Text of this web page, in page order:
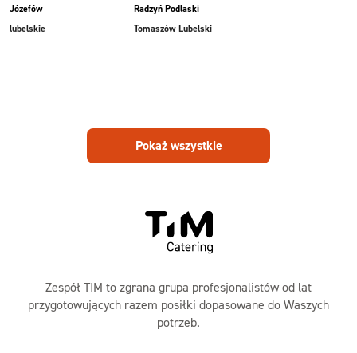
Józefów
lubelskie
Radzyń Podlaski
Tomaszów Lubelski
Pokaż wszystkie
Zespół TIM to zgrana grupa profesjonalistów od lat
przygotowujących razem posiłki dopasowane do Waszych
potrzeb.